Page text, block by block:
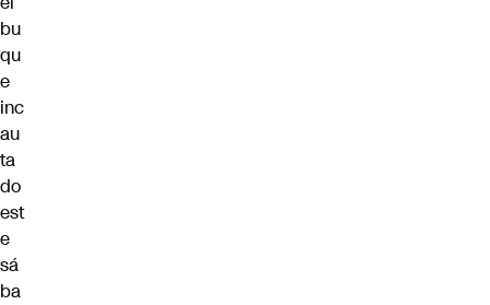
bu
qu
e
inc
au
ta
do
est
e
sá
ba